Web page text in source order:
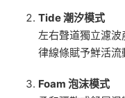
Tide 潮汐模式
左右聲道獨立濾
律線條賦予鮮活流
Foam 泡沫模式